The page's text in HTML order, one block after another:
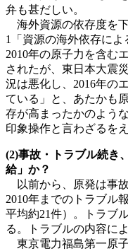
弁も甚だしい。
海外資源の依存度を
1「資源の海外依存に
2010年の原子力を含む
されたが、東日本大震
況は悪化し、2016年の
ている」と、あたかも
存が高まったかのよう
印象操作と言わざるをえ
(2)事故・トラブル続き
給」か？
以前から、原発は事
2010年までのトラブル
平均約21件）。トラブ
る。トラブルの内容に
東京電力福島第一原